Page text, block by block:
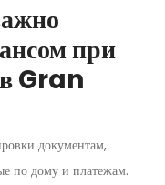
при
Gran
документам,
по дому и платежам.